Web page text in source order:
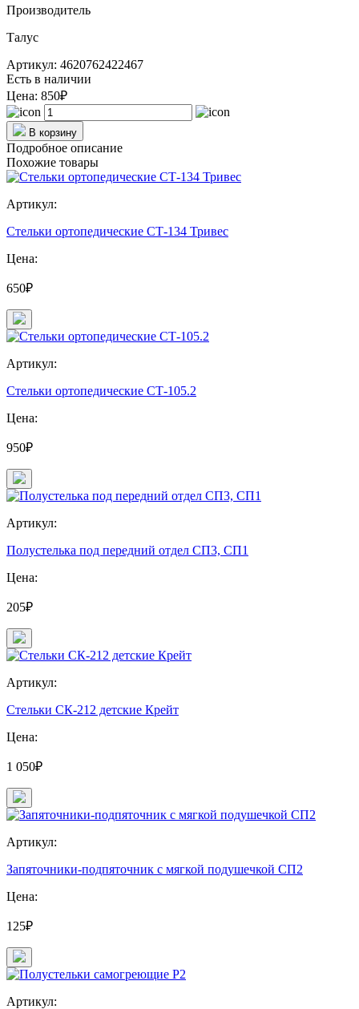
Производитель
Талус
Артикул: 4620762422467
Есть в наличии
Цена: 850₽
В корзину
Подробное описание
Похожие товары
Артикул:
Стельки ортопедические СТ-134 Тривес
Цена:
650₽
Артикул:
Стельки ортопедические СТ-105.2
Цена:
950₽
Артикул:
Полустелька под передний отдел СП3, СП1
Цена:
205₽
Артикул:
Стельки СК-212 детские Крейт
Цена:
1 050₽
Артикул:
Запяточники-подпяточник с мягкой подушечкой СП2
Цена:
125₽
Артикул: